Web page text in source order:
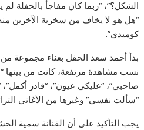
الشكل؟”، “ربما كان مفاجأ بالحفلة
“هل هو لا يخاف من سخرية الآخرين
كوميدي”.
بدأ أحمد سعد الحفل بغناء مجموعة
نسب مشاهدة مرتفعة، كانت من بينها
صاحبي”، “عليكي عيون”، “قادر أكمل”،
“سألت نفسي” وغيرها من الأغاني
يجب التأكيد على أن الفنانة سمية